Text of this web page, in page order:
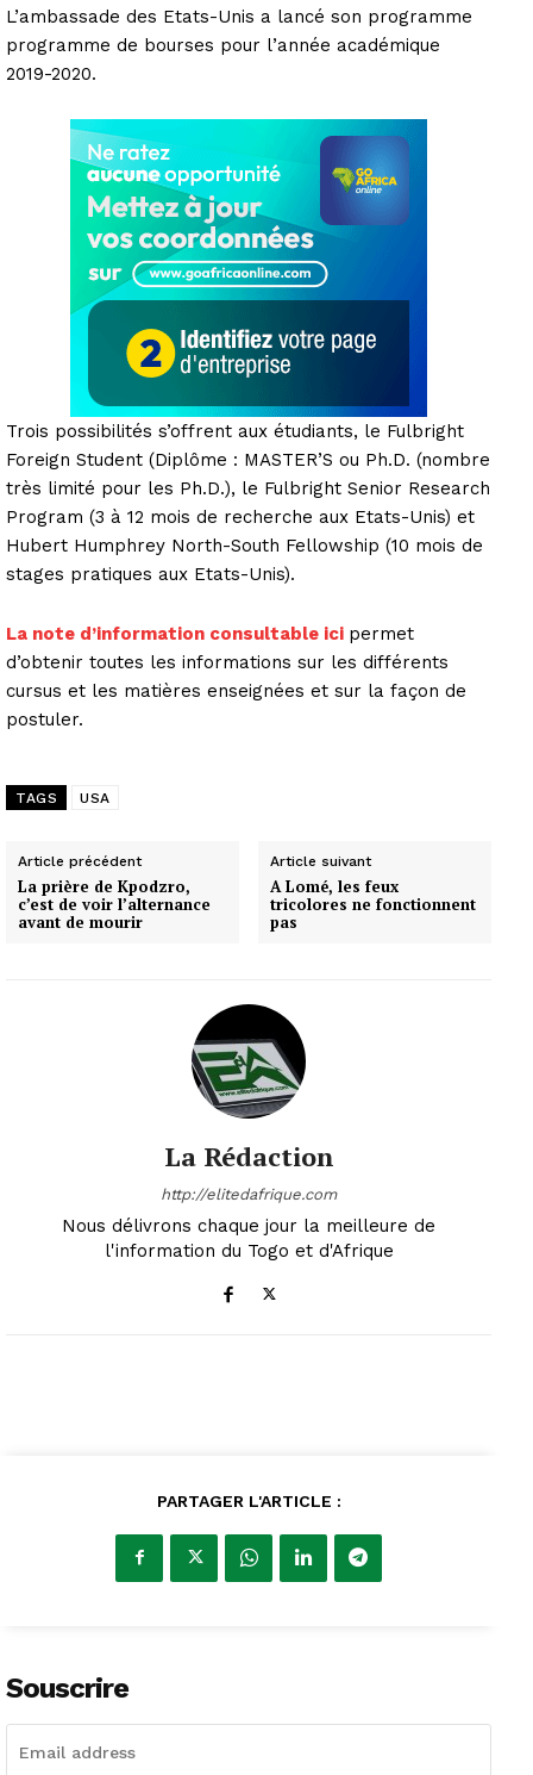
L’ambassade des Etats-Unis a lancé son programme
programme de bourses pour l’année académique
2019-2020.
Trois possibilités s’offrent aux étudiants, le Fulbright
Foreign Student (Diplôme : MASTER’S ou Ph.D. (nombre
très limité pour les Ph.D.), le Fulbright Senior Research
Program (3 à 12 mois de recherche aux Etats-Unis) et
Hubert Humphrey North-South Fellowship (10 mois de
stages pratiques aux Etats-Unis).
La note d’information consultable ici permet
d’obtenir toutes les informations sur les différents
cursus et les matières enseignées et sur la façon de
postuler.
TAGS USA
Article précédent
La prière de Kpodzro,
c’est de voir l’alternance
avant de mourir
Article suivant
A Lomé, les feux
tricolores ne fonctionnent
pas
La Rédaction
http://elitedafrique.com
Nous délivrons chaque jour la meilleure de
l'information du Togo et d'Afrique
PARTAGER L'ARTICLE :
Souscrire